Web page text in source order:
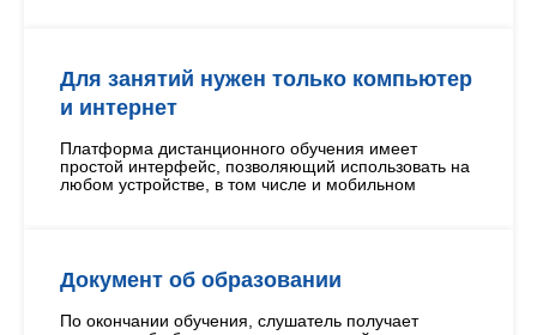
Для занятий нужен только компьютер
и интернет
Платформа дистанционного обучения имеет
простой интерфейс, позволяющий использовать на
любом устройстве, в том числе и мобильном
Документ об образовании
По окончании обучения, слушатель получает